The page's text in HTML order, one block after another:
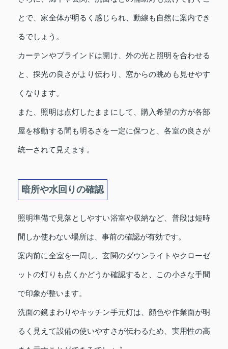
とで、家全体が明るく感じられ、動線も自然に案内でき
るでしょう。
カーテンやブラインドは開け、外の光と照明を合わせる
と、採光の良さがより伝わり、窓からの眺めも見せやす
くなります。
また、照明は点灯したままにして、購入希望の方が各部
屋を移動する間も明るさを一定に保つと、各室の良さが
統一されて見えます。
暗所や水回りの確認
照明準備で見落としやすい浴室や収納など、普段は短時
間しか使わない場所は、事前の確認が有効です。
案内前に全室を一周し、玄関のダウンライトやクローゼ
ットの灯りも点くかどうか確認すると、この小さな手間
で印象が整います。
洗面の鏡まわりやキッチン手元灯は、顔色や作業面が明
るく見えて設備の使いやすさが伝わるため、実用性の高